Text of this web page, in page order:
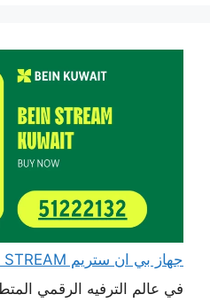
جهاز بي ان ستريم beIN STREAM الكويت مع اشتراك
في عالم الترفيه الرقمي